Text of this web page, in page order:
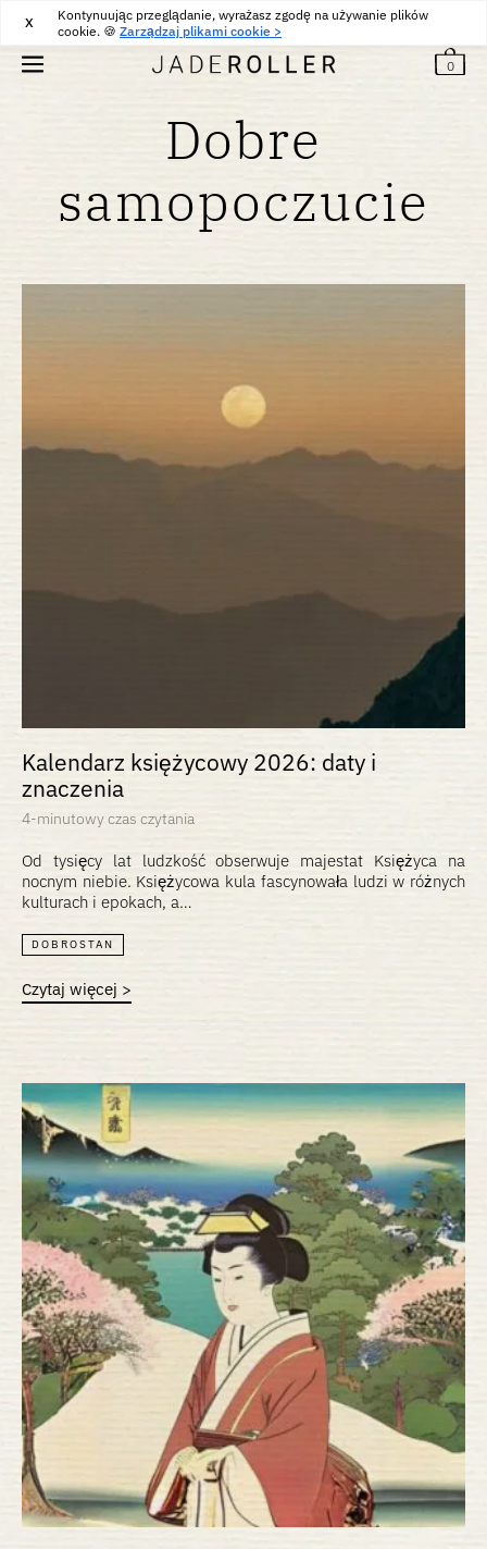
Kontynuując przeglądanie, wyrażasz zgodę na używanie plików
cookie. 🍪 Zarządzaj plikami cookie >
X 30€
BEZPŁATNE ZWROTY PRZEZ 30 DNI
0
Dobre
samopoczucie
Kalendarz księżycowy 2026: daty i
znaczenia
4-minutowy czas czytania
Od tysięcy lat ludzkość obserwuje majestat Księżyca na
nocnym niebie. Księżycowa kula fascynowała ludzi w różnych
kulturach i epokach, a…
DOBROSTAN
Czytaj więcej >